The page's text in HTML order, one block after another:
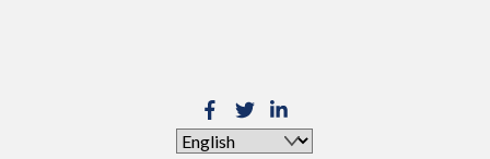
Choose